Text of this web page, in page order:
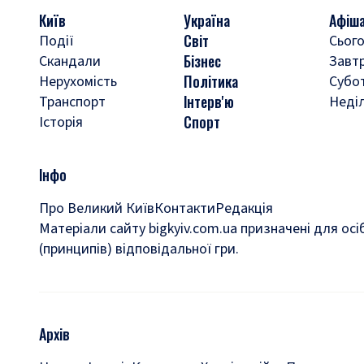
Київ
Події
Скандали
Нерухомість
Транспорт
Історія
Україна
Світ
Бізнес
Політика
Інтерв'ю
Спорт
Інфо
Про Великий КиївКонтактиРедакція
Матеріали сайту bigkyiv.com.ua призначені для
(принципів) відповідальної гри.
Архів